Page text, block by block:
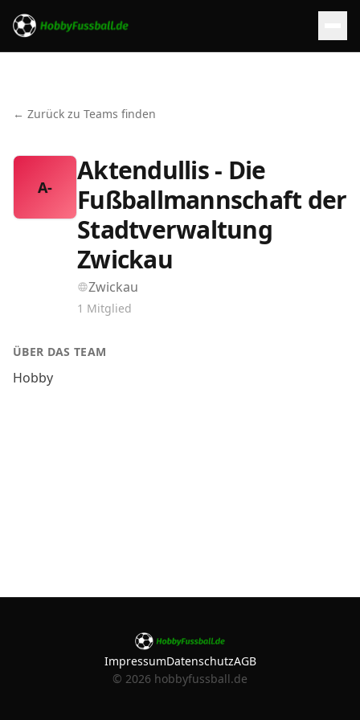
← Zurück zu Teams finden
A-
Aktendullis - Die
Fußballmannschaft der
Stadtverwaltung
Zwickau
Zwickau
1 Mitglied
ÜBER DAS TEAM
Hobby
ImpressumDatenschutzAGB
© 2026 hobbyfussball.de